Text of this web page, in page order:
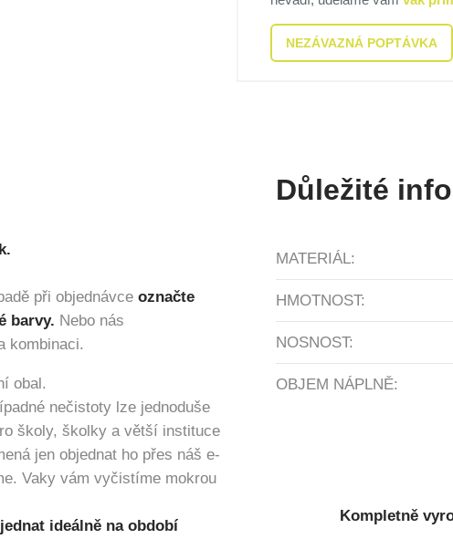
NEZÁVAZNÁ POPTÁVKA
při objednávce označte
barvy. Nebo nás
kombinaci.
obal.
nečistoty lze jednoduše
školy, školky a větší instituce
jen objednat ho přes náš e-
Vaky vám vyčistíme mokrou
ideálně na období
Důležité
MATERIÁL:
HMOTNOST:
NOSNOST:
OBJEM NÁPLNĚ:
Kompletně